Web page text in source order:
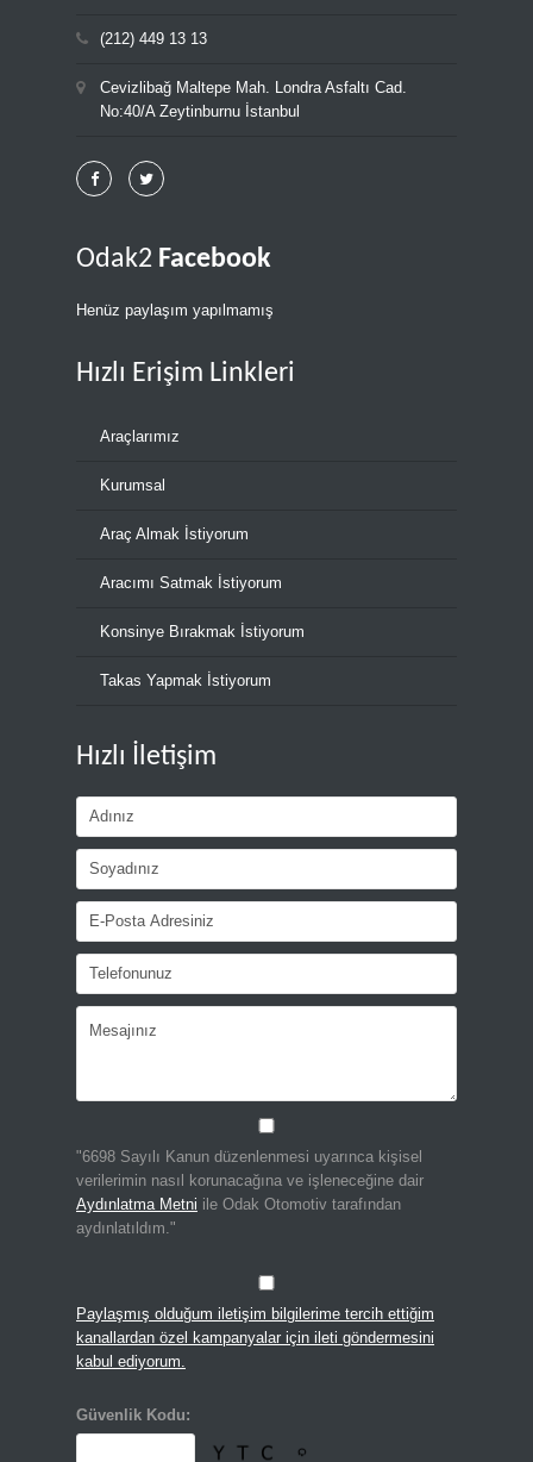
(212) 449 13 13
Cevizlibağ Maltepe Mah. Londra Asfaltı Cad.
No:40/A Zeytinburnu İstanbul
Odak2 Facebook
Henüz paylaşım yapılmamış
Hızlı Erişim Linkleri
Araçlarımız
Kurumsal
Araç Almak İstiyorum
Aracımı Satmak İstiyorum
Konsinye Bırakmak İstiyorum
Takas Yapmak İstiyorum
Hızlı İletişim
"6698 Sayılı Kanun düzenlenmesi uyarınca kişisel
verilerimin nasıl korunacağına ve işleneceğine dair
Aydınlatma Metni ile Odak Otomotiv tarafından
aydınlatıldım."
Paylaşmış olduğum iletişim bilgilerime tercih ettiğim
kanallardan özel kampanyalar için ileti göndermesini
kabul ediyorum.
Güvenlik Kodu: